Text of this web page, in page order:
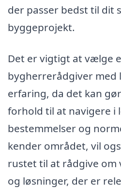
der passer bedst til dit
byggeprojekt.
Det er vigtigt at vælge
bygherrerådgiver med
erfaring, da det kan
forhold til at navigere i
bestemmelser og
kender området, vil
rustet til at rådgive om
og løsninger, der er